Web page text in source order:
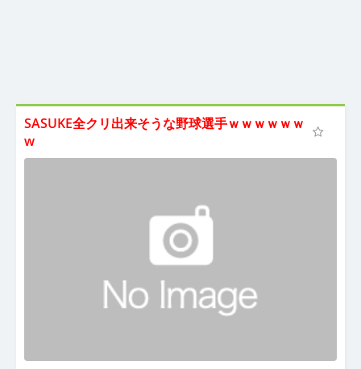
SASUKE全クリ出来そうな野球選手ｗｗｗｗｗｗ
w